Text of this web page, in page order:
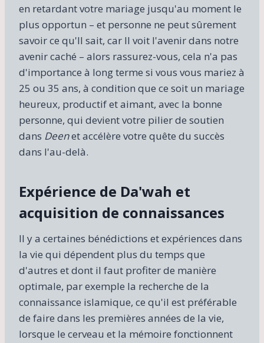
en retardant votre mariage jusqu'au moment le
plus opportun – et personne ne peut sûrement
savoir ce qu'Il sait, car Il voit l'avenir dans notre
avenir caché – alors rassurez-vous, cela n'a pas
d'importance à long terme si vous vous mariez à
25 ou 35 ans, à condition que ce soit un mariage
heureux, productif et aimant, avec la bonne
personne, qui devient votre pilier de soutien
dans Deenet accélère votre quête du succès
dans l'au-delà.
Expérience de Da'wah et
acquisition de connaissances
Il y a certaines bénédictions et expériences dans
la vie qui dépendent plus du temps que
d'autres et dont il faut profiter de manière
optimale, par exemple la recherche de la
connaissance islamique, ce qu'il est préférable
de faire dans les premières années de la vie,
lorsque le cerveau et la mémoire fonctionnent